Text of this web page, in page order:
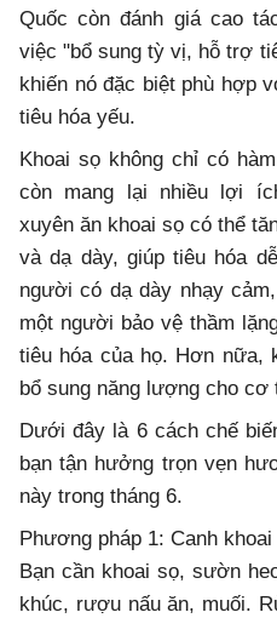
Quốc còn đánh giá cao
việc "bổ sung tỳ vị, hỗ trợ
khiến nó đặc biệt phù hợp
tiêu hóa yếu.
Khoai sọ không chỉ có
còn mang lại nhiều lợi
xuyên ăn khoai sọ có thể
và dạ dày, giúp tiêu hóa
người có dạ dày nhạy
một người bảo vệ thầm
tiêu hóa của họ. Hơn nữa,
bổ sung năng lượng cho cơ
Dưới đây là 6 cách chế
bạn tận hưởng trọn vẹn
này trong tháng 6.
Phương pháp 1: Canh
Bạn cần khoai sọ, sườn
khúc, rượu nấu ăn, muối.